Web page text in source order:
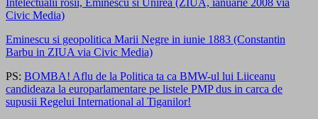
Intelectualii rosii, Eminescu si Unirea (ZIUA, ianuarie 2008 via
Civic Media)
Eminescu si geopolitica Marii Negre in iunie 1883 (Constantin
Barbu in ZIUA via Civic Media)
PS: BOMBA! Aflu de la Politica ta ca BMW-ul lui Liiceanu
candideaza la europarlamentare pe listele PMP dus in carca de
supusii Regelui International al Tiganilor!